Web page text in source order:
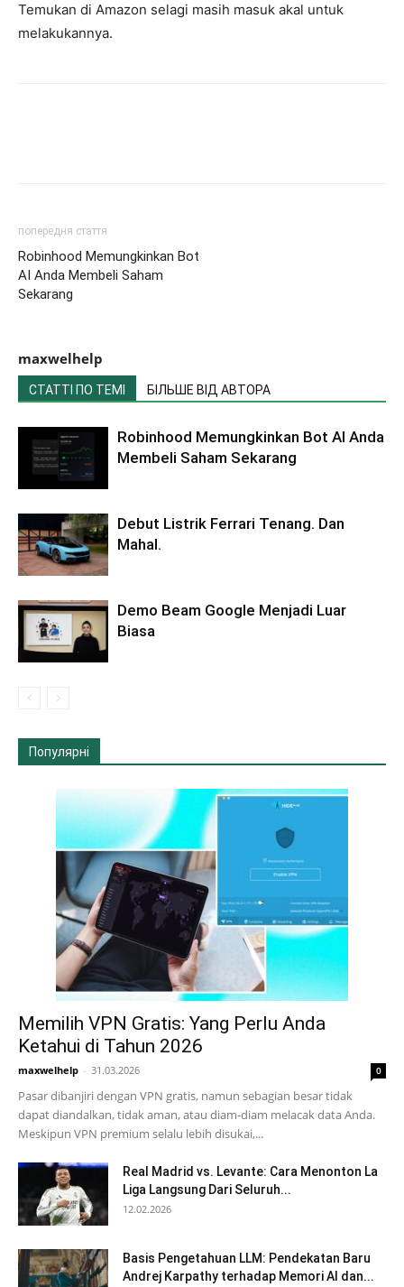
Temukan di Amazon selagi masih masuk akal untuk
melakukannya.
попередня стаття
Robinhood Memungkinkan Bot
AI Anda Membeli Saham
Sekarang
maxwelhelp
СТАТТІ ПО ТЕМІ БІЛЬШЕ ВІД АВТОРА
Robinhood Memungkinkan Bot AI Anda
Membeli Saham Sekarang
Debut Listrik Ferrari Tenang. Dan
Mahal.
Demo Beam Google Menjadi Luar
Biasa
Популярні
Memilih VPN Gratis: Yang Perlu Anda
Ketahui di Tahun 2026
maxwelhelp - 31.03.2026 0
Pasar dibanjiri dengan VPN gratis, namun sebagian besar tidak
dapat diandalkan, tidak aman, atau diam-diam melacak data Anda.
Meskipun VPN premium selalu lebih disukai,...
Real Madrid vs. Levante: Cara Menonton La
Liga Langsung Dari Seluruh...
12.02.2026
Basis Pengetahuan LLM: Pendekatan Baru
Andrej Karpathy terhadap Memori AI dan...